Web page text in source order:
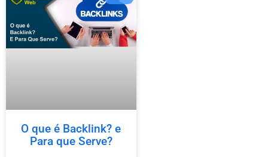
O que é Backlink? e
Para que Serve?